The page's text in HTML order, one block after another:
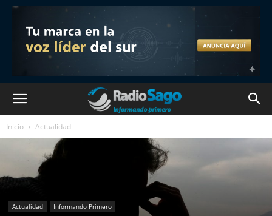
Inicio Actualidad
Actualidad Informando Primero